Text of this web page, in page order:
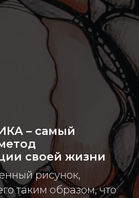
– самый
своей жизни
рисунок,
таким образом, что